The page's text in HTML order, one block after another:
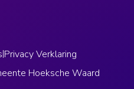
|Privacy Verklaring
Hoeksche Waard